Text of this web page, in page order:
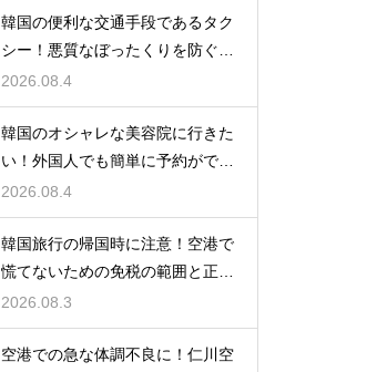
韓国の便利な交通手段であるタク
シー！悪質なぼったくりを防ぐ確
実な対策
2026.08.4
韓国のオシャレな美容院に行きた
い！外国人でも簡単に予約ができ
るアプリ
2026.08.4
韓国旅行の帰国時に注意！空港で
慌てないための免税の範囲と正し
い計算
2026.08.3
空港での急な体調不良に！仁川空